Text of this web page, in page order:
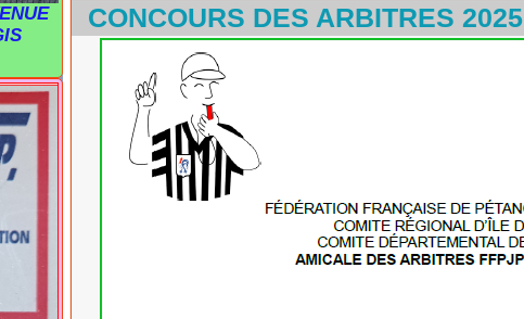
CONCOURS DES ARBITRES 2025